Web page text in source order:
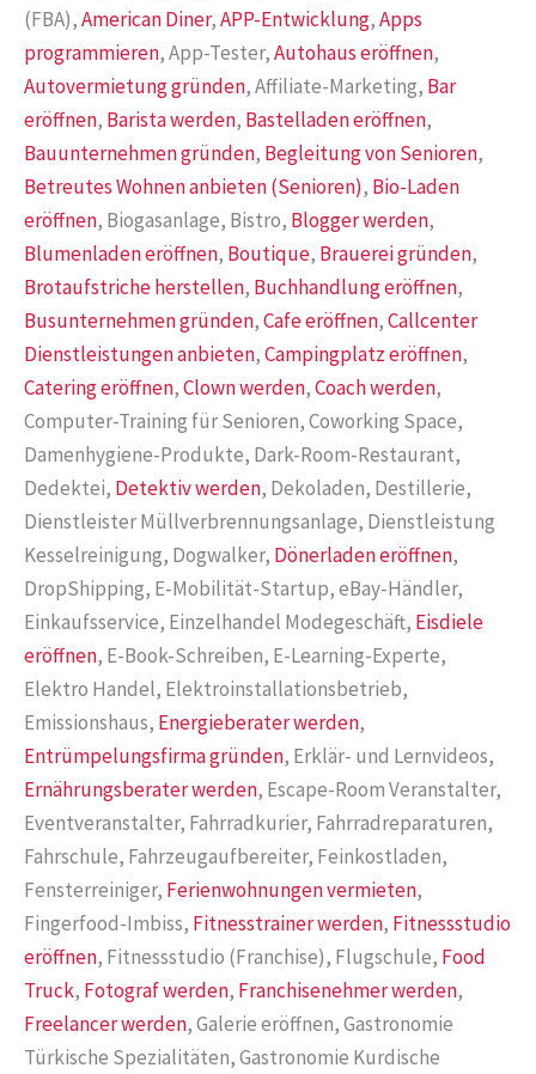
(FBA),American Diner,APP-Entwicklung,Apps
programmieren, App-Tester,Autohaus eröffnen,
Autovermietung gründen, Affiliate-Marketing, Bar
eröffnen, Barista werden, Bastelladen eröffnen,
Bauunternehmen gründen, Begleitung von Senioren,
Betreutes Wohnen anbieten (Senioren), Bio-Laden
eröffnen, Biogasanlage, Bistro, Blogger werden,
Blumenladen eröffnen, Boutique, Brauerei gründen,
Brotaufstriche herstellen, Buchhandlung eröffnen,
Busunternehmen gründen,Cafe eröffnen,Callcenter
Dienstleistungen anbieten,Campingplatz eröffnen,
Catering eröffnen,Clown werden,Coach werden,
Computer-Training für Senioren, Coworking Space,
Damenhygiene-Produkte, Dark-Room-Restaurant,
Dedektei, Detektiv werden, Dekoladen, Destillerie,
Dienstleister Müllverbrennungsanlage, Dienstleistung
Kesselreinigung, Dogwalker, Dönerladen eröffnen,
DropShipping, E-Mobilität-Startup, eBay-Händler,
Einkaufsservice, Einzelhandel Modegeschäft, Eisdiele
eröffnen, E-Book-Schreiben, E-Learning-Experte,
Elektro Handel, Elektroinstallationsbetrieb,
Emissionshaus, Energieberater werden,
Entrümpelungsfirma gründen, Erklär- und Lernvideos,
Ernährungsberater werden, Escape-Room Veranstalter,
Eventveranstalter, Fahrradkurier, Fahrradreparaturen,
Fahrschule, Fahrzeugaufbereiter, Feinkostladen,
Fensterreiniger, Ferienwohnungen vermieten,
Fingerfood-Imbiss, Fitnesstrainer werden, Fitnessstudio
eröffnen, Fitnessstudio (Franchise), Flugschule, Food
Truck, Fotograf werden, Franchisenehmer werden,
Freelancer werden, Galerie eröffnen, Gastronomie
Türkische Spezialitäten, Gastronomie Kurdische